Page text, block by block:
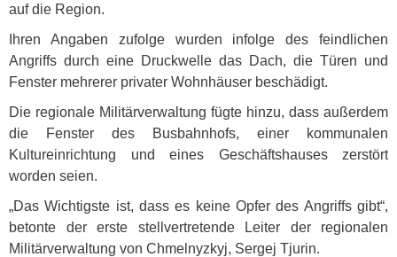
auf die Region.
Ihren Angaben zufolge wurden infolge des feindlichen
Angriffs durch eine Druckwelle das Dach, die Türen und
Fenster mehrerer privater Wohnhäuser beschädigt.
Die regionale Militärverwaltung fügte hinzu, dass außerdem
die Fenster des Busbahnhofs, einer kommunalen
Kultureinrichtung und eines Geschäftshauses zerstört
worden seien.
„Das Wichtigste ist, dass es keine Opfer des Angriffs gibt“,
betonte der erste stellvertretende Leiter der regionalen
Militärverwaltung von Chmelnyzkyj, Sergej Tjurin.